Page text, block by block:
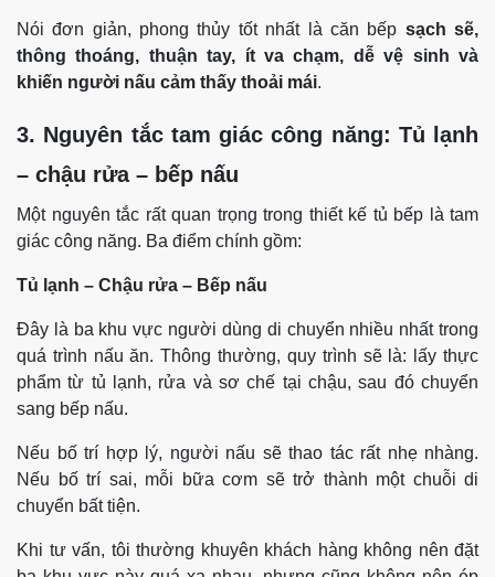
Nói đơn giản, phong thủy tốt nhất là căn bếp sạch sẽ,
thông thoáng, thuận tay, ít va chạm, dễ vệ sinh và
khiến người nấu cảm thấy thoải mái.
3. Nguyên tắc tam giác công năng: Tủ lạnh
– chậu rửa – bếp nấu
Một nguyên tắc rất quan trọng trong thiết kế tủ bếp là tam
giác công năng. Ba điểm chính gồm:
Tủ lạnh – Chậu rửa – Bếp nấu
Đây là ba khu vực người dùng di chuyển nhiều nhất trong
quá trình nấu ăn. Thông thường, quy trình sẽ là: lấy thực
phẩm từ tủ lạnh, rửa và sơ chế tại chậu, sau đó chuyển
sang bếp nấu.
Nếu bố trí hợp lý, người nấu sẽ thao tác rất nhẹ nhàng.
Nếu bố trí sai, mỗi bữa cơm sẽ trở thành một chuỗi di
chuyển bất tiện.
Khi tư vấn, tôi thường khuyên khách hàng không nên đặt